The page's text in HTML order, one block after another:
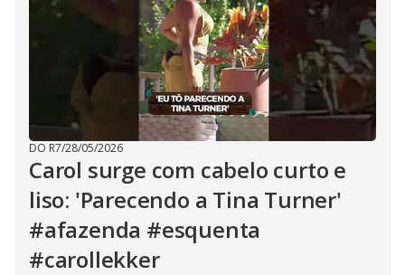
DO R7/28/05/2026
Carol surge com cabelo curto e
liso: 'Parecendo a Tina Turner'
#afazenda #esquenta
#carollekker